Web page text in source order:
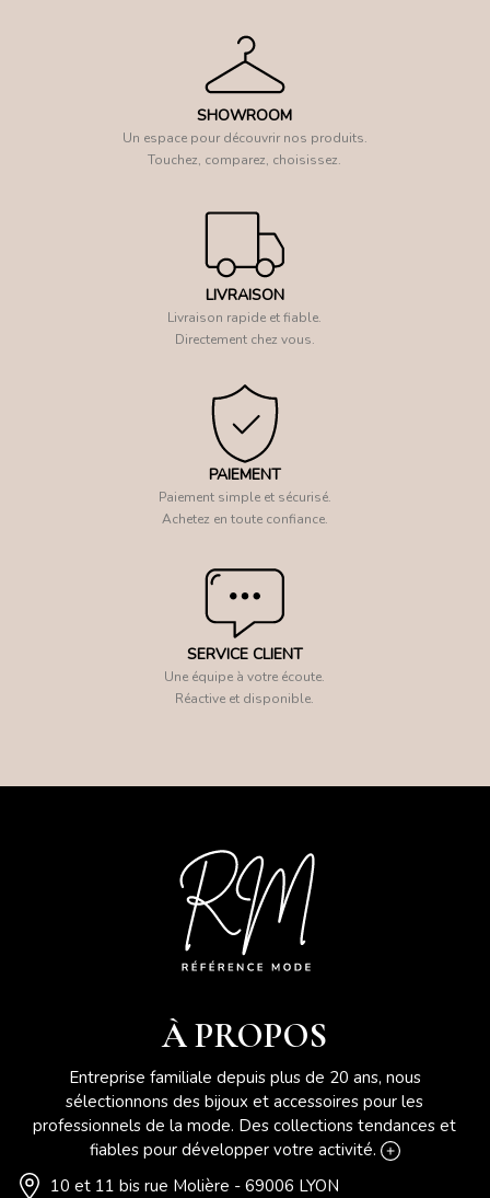
SHOWROOM
Un espace pour découvrir nos produits.
Touchez, comparez, choisissez.
LIVRAISON
Livraison rapide et fiable.
Directement chez vous.
PAIEMENT
Paiement simple et sécurisé.
Achetez en toute confiance.
SERVICE CLIENT
Une équipe à votre écoute.
Réactive et disponible.
À PROPOS
Entreprise familiale depuis plus de 20 ans, nous
sélectionnons des bijoux et accessoires pour les
professionnels de la mode. Des collections tendances et
fiables pour développer votre activité.
10 et 11 bis rue Molière - 69006 LYON